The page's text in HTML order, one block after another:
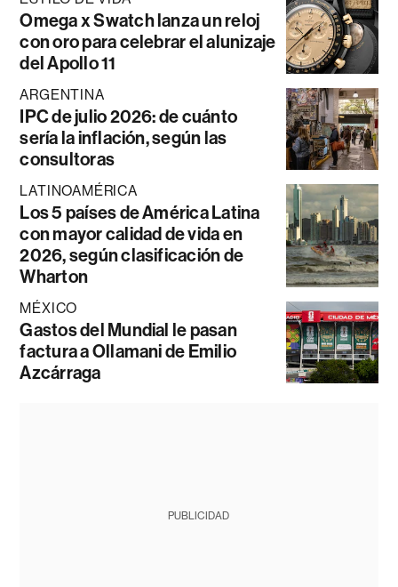
Omega x Swatch lanza un reloj
con oro para celebrar el alunizaje
del Apollo 11
ARGENTINA
IPC de julio 2026: de cuánto
sería la inflación, según las
consultoras
LATINOAMÉRICA
Los 5 países de América Latina
con mayor calidad de vida en
2026, según clasificación de
Wharton
MÉXICO
Gastos del Mundial le pasan
factura a Ollamani de Emilio
Azcárraga
PUBLICIDAD